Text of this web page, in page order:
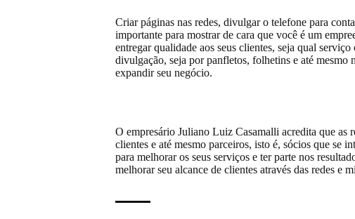
Criar páginas nas redes, divulgar o telefone para
importante para mostrar de cara que você é um
entregar qualidade aos seus clientes, seja qual
divulgação, seja por panfletos, folhetins e até mesmo
expandir seu negócio.
O empresário Juliano Luiz Casamalli acredita que as
clientes e até mesmo parceiros, isto é, sócios que se
para melhorar os seus serviços e ter parte nos
melhorar seu alcance de clientes através das redes e